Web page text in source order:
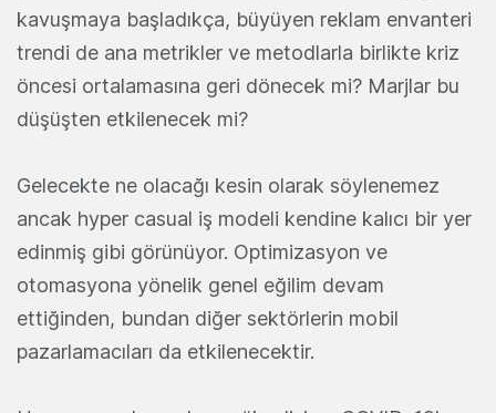
kavuşmaya başladıkça, büyüyen reklam envanteri
trendi de ana metrikler ve metodlarla birlikte kriz
öncesi ortalamasına geri dönecek mi? Marjlar bu
düşüşten etkilenecek mi?
Gelecekte ne olacağı kesin olarak söylenemez
ancak hyper casual iş modeli kendine kalıcı bir yer
edinmiş gibi görünüyor. Optimizasyon ve
otomasyona yönelik genel eğilim devam
ettiğinden, bundan diğer sektörlerin mobil
pazarlamacıları da etkilenecektir.